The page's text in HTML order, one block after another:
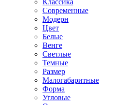
Классика
Современные
Модерн
Цвет
Белые
Венге
Светлые
Темные
Размер
Малогабаритные
Форма
Угловые